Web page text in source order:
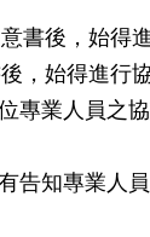
書後，始得進
，始得進行協
業人員之
知專業人